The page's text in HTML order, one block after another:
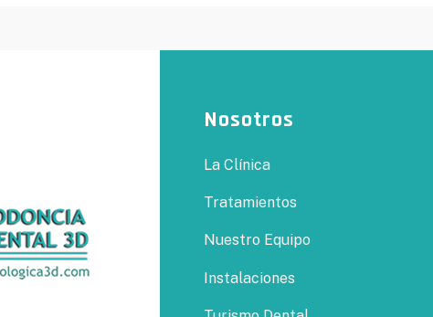
Nosotros
La Clínica
Tratamientos
Nuestro Equipo
Instalaciones